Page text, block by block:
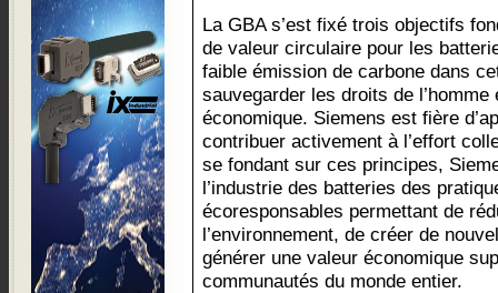
La GBA s’est fixé trois objectifs
de valeur circulaire pour les
faible émission de carbone dans
sauvegarder les droits de l’homme
économique. Siemens est fière
contribuer activement à l’effort
se fondant sur ces principes,
l’industrie des batteries des
écoresponsables permettant de
l’environnement, de créer de
générer une valeur économique
communautés du monde entier.